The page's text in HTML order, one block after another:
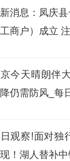
消息：凤庆
商户）成立
今天晴朗伴
仍需防风_每
观察!面对独
！湖人替补